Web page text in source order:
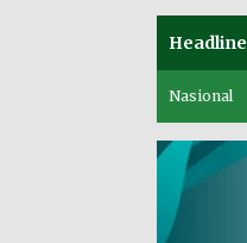
Headline
Nasional